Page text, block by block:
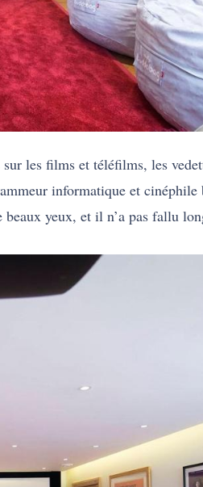
les films et téléfilms, les
informatique et
yeux, et il n’a pas fallu